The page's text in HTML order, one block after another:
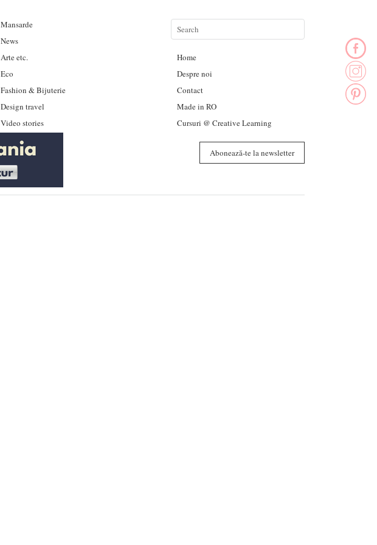
Mansarde
News
Arte etc.
Eco
Fashion & Bijuterie
Design travel
Video stories
Home
Despre noi
Contact
Made in RO
Cursuri @ Creative Learning
Abonează-te la newsletter